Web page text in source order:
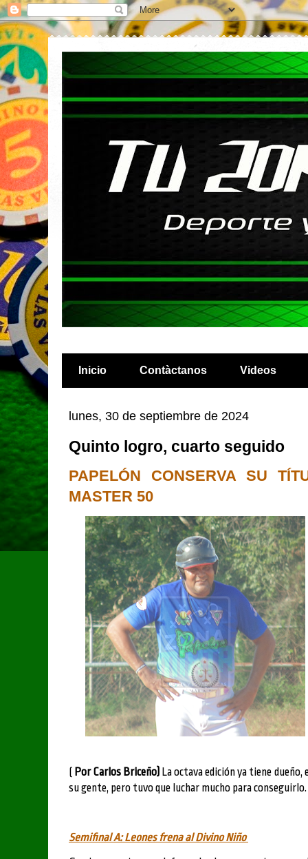
Inicio Contàctanos Videos
lunes, 30 de septiembre de 2024
Quinto logro, cuarto seguido
PAPELÓN CONSERVA SU
MASTER 50
( Por Carlos Briceño) La octava edición ya tiene
su gente, pero tuvo que luchar mucho para conseguirlo.
Semifinal A: Leones frena al Divino Niño